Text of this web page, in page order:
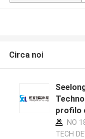
Circa noi
profilo
NO
TECH